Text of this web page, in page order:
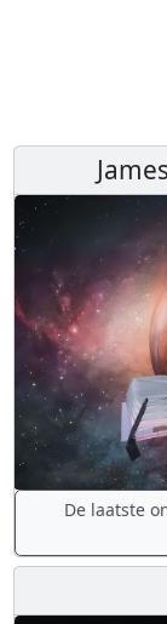
De laatste